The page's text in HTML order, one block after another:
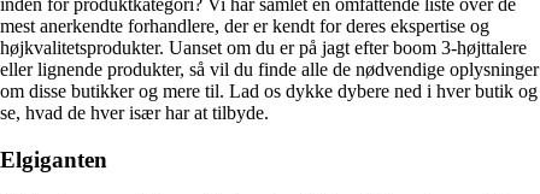
inden for produktkategori? Vi har samlet en omfattende liste over de
mest anerkendte forhandlere, der er kendt for deres ekspertise og
højkvalitetsprodukter. Uanset om du er på jagt efter boom 3-højttalere
eller lignende produkter, så vil du finde alle de nødvendige oplysninger
om disse butikker og mere til. Lad os dykke dybere ned i hver butik og
se, hvad de hver især har at tilbyde.
Elgiganten